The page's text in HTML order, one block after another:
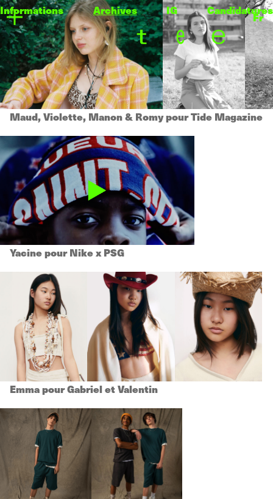
Informations Archives IG Candidatures
Fr
Maud, Violette, Manon & Romy pour Tide Magazine
Yacine pour Nike x PSG
Emma pour Gabriel et Valentin